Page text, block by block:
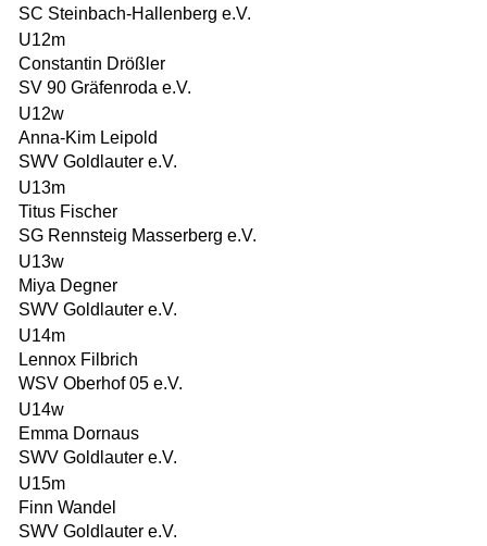
SC Steinbach-Hallenberg e.V.
U12m
Constantin Drößler
SV 90 Gräfenroda e.V.
U12w
Anna-Kim Leipold
SWV Goldlauter e.V.
U13m
Titus Fischer
SG Rennsteig Masserberg e.V.
U13w
Miya Degner
SWV Goldlauter e.V.
U14m
Lennox Filbrich
WSV Oberhof 05 e.V.
U14w
Emma Dornaus
SWV Goldlauter e.V.
U15m
Finn Wandel
SWV Goldlauter e.V.